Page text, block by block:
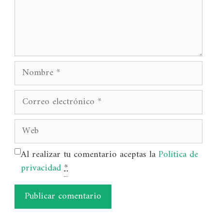
Nombre
Correo
electrónico
Web
Al realizar tu comentario aceptas laPolítica de
privacidad*